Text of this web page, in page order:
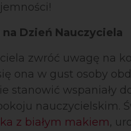
Dzień Nauczyciela
zwróć uwagę na
ona w gust osoby
stanowić wspaniały
nauczycielskim.
z białym makiem,